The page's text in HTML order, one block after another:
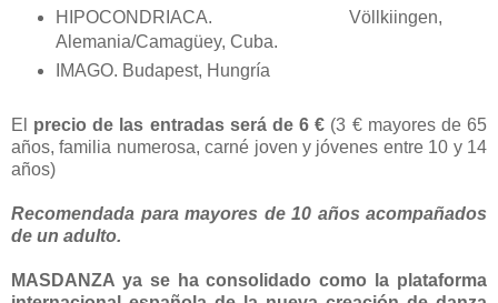
HIPOCONDRIACA. Völlkiingen,
Alemania/Camagüey, Cuba.
IMAGO. Budapest, Hungría
El precio de las entradas será de 6 € (3 € mayores de 65
años, familia numerosa, carné joven y jóvenes entre 10 y 14
años)
Recomendada para mayores de 10 años acompañados
de un adulto.
MASDANZA ya se ha consolidado como la plataforma